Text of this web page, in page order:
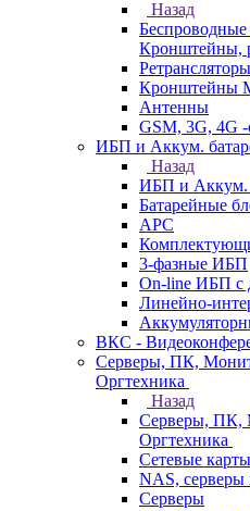
Назад
Кронштейны,
Кронштейны
Антенны
GSM, 3G, 4G
ИБП и Аккум.
Назад
ИБП и Аккум.
Батарейные
APC
3-фазные ИБП
On-line ИБП с
Линейно-
ВКС -
Серверы, ПК,
Оргтехника
Назад
Серверы, ПК,
Оргтехника
Сетевые
NAS, серверы
Серверы